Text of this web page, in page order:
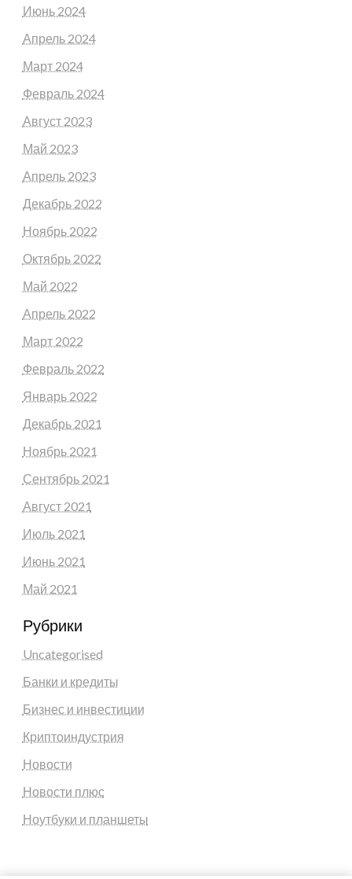
Июнь 2024
Апрель 2024
Март 2024
Февраль 2024
Август 2023
Май 2023
Апрель 2023
Декабрь 2022
Ноябрь 2022
Октябрь 2022
Май 2022
Апрель 2022
Март 2022
Февраль 2022
Январь 2022
Декабрь 2021
Ноябрь 2021
Сентябрь 2021
Август 2021
Июль 2021
Июнь 2021
Май 2021
Рубрики
Uncategorised
Банки и кредиты
Бизнес и инвестиции
Криптоиндустрия
Новости
Новости плюс
Ноутбуки и планшеты